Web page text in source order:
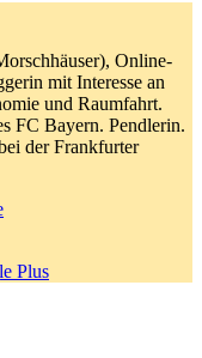
Online-
mit Interesse an
und Raumfahrt.
FC Bayern. Pendlerin.
der Frankfurter